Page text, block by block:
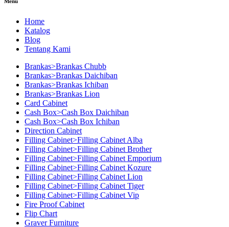
Home
Katalog
Blog
Tentang Kami
Brankas>Brankas Chubb
Brankas>Brankas Daichiban
Brankas>Brankas Ichiban
Brankas>Brankas Lion
Card Cabinet
Cash Box>Cash Box Daichiban
Cash Box>Cash Box Ichiban
Direction Cabinet
Filling Cabinet>Filling Cabinet Alba
Filling Cabinet>Filling Cabinet Brother
Filling Cabinet>Filling Cabinet Emporium
Filling Cabinet>Filling Cabinet Kozure
Filling Cabinet>Filling Cabinet Lion
Filling Cabinet>Filling Cabinet Tiger
Filling Cabinet>Filling Cabinet Vip
Fire Proof Cabinet
Flip Chart
Graver Furniture